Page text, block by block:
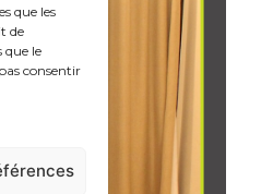
que les
de
que le
consentir